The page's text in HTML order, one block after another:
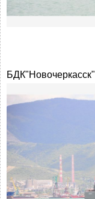
БДК"Новочеркасск"